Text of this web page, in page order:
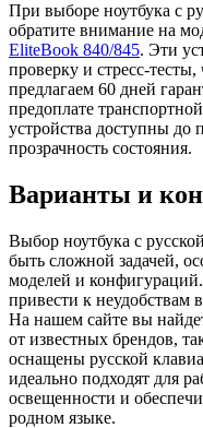
При выборе ноутбука с
обратите внимание на
EliteBook 840/845. Эти
проверку и стресс-
предлагаем 60 дней
предоплате
устройства доступны до
прозрачность состояния.
Варианты и
Выбор ноутбука с
быть сложной задачей,
моделей и
привести к неудобствам
На нашем сайте вы
от известных брендов,
оснащены русской
идеально подходят для
освещенности и
родном языке.